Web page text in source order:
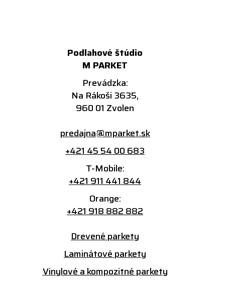
Podlahové štúdio
M PARKET
Prevádzka:
Na Rákoši 3635,
960 01 Zvolen
predajna@mparket.sk
+421 45 54 00 683
T-Mobile:
+421 911 441 844
Orange:
+421 918 882 882
Drevené parkety
Laminátové parkety
Vinylové a kompozitné parkety